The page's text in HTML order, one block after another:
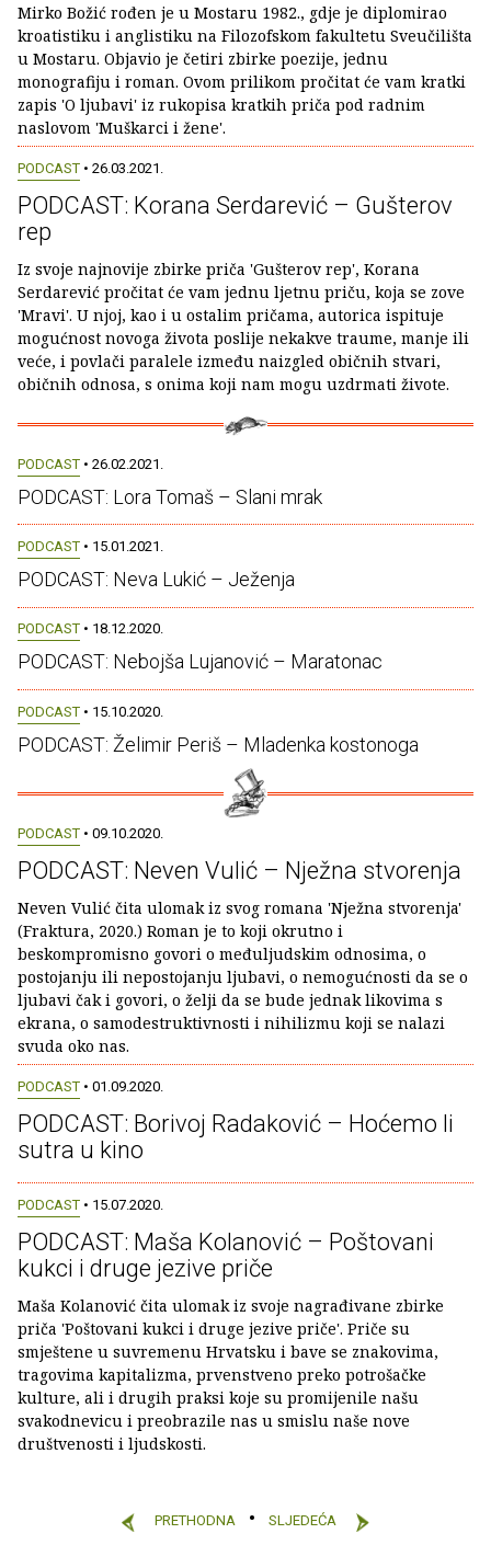
Mirko Božić rođen je u Mostaru 1982., gdje je diplomirao
kroatistiku i anglistiku na Filozofskom fakultetu Sveučilišta
u Mostaru. Objavio je četiri zbirke poezije, jednu
monografiju i roman. Ovom prilikom pročitat će vam kratki
zapis 'O ljubavi' iz rukopisa kratkih priča pod radnim
naslovom 'Muškarci i žene'.
PODCAST • 26.03.2021.
PODCAST: Korana Serdarević – Gušterov
rep
Iz svoje najnovije zbirke priča 'Gušterov rep', Korana
Serdarević pročitat će vam jednu ljetnu priču, koja se zove
'Mravi'. U njoj, kao i u ostalim pričama, autorica ispituje
mogućnost novoga života poslije nekakve traume, manje ili
veće, i povlači paralele između naizgled običnih stvari,
običnih odnosa, s onima koji nam mogu uzdrmati živote.
PODCAST • 26.02.2021.
PODCAST: Lora Tomaš – Slani mrak
PODCAST • 15.01.2021.
PODCAST: Neva Lukić – Ježenja
PODCAST • 18.12.2020.
PODCAST: Nebojša Lujanović – Maratonac
PODCAST • 15.10.2020.
PODCAST: Želimir Periš – Mladenka kostonoga
PODCAST • 09.10.2020.
PODCAST: Neven Vulić – Nježna stvorenja
Neven Vulić čita ulomak iz svog romana 'Nježna stvorenja'
(Fraktura, 2020.) Roman je to koji okrutno i
beskompromisno govori o međuljudskim odnosima, o
postojanju ili nepostojanju ljubavi, o nemogućnosti da se o
ljubavi čak i govori, o želji da se bude jednak likovima s
ekrana, o samodestruktivnosti i nihilizmu koji se nalazi
svuda oko nas.
PODCAST • 01.09.2020.
PODCAST: Borivoj Radaković – Hoćemo li
sutra u kino
PODCAST • 15.07.2020.
PODCAST: Maša Kolanović – Poštovani
kukci i druge jezive priče
Maša Kolanović čita ulomak iz svoje nagrađivane zbirke
priča 'Poštovani kukci i druge jezive priče'. Priče su
smještene u suvremenu Hrvatsku i bave se znakovima,
tragovima kapitalizma, prvenstveno preko potrošačke
kulture, ali i drugih praksi koje su promijenile našu
svakodnevicu i preobrazile nas u smislu naše nove
društvenosti i ljudskosti.
PRETHODNA SLJEDEĆA